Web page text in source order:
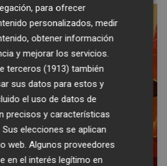
para ofrecer
personalizados, medir
obtener información
y mejorar los servicios.
terceros (1913) también
sus datos para estos y
el uso de datos de
precisos y características
elecciones se aplican
web. Algunos proveedores
en el interés legítimo en